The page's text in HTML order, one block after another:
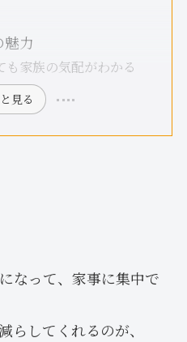
力
も家族の気配がわかる
見る
なって、家事に集中で
らしてくれるのが、